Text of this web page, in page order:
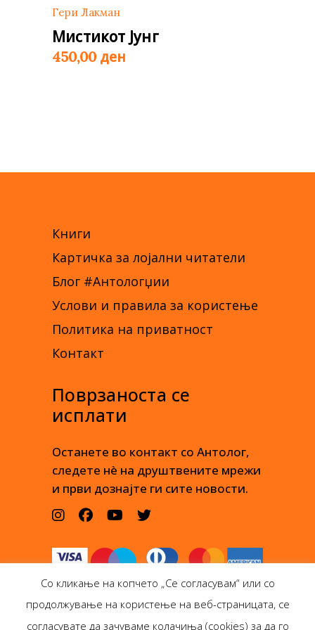
Гери Лакман
Мистикот Јунг
450,00 ден
Книги
Картичка за лојални читатели
Блог #Антологџии
Услови и правила за користење
Политика на приватност
Контакт
Поврзаноста се
исплати
Останете во контакт со Антолог,
следете нè на друштвените мрежи
и први дознајте ги сите новости.
Со кликање на копчето „Се согласувам“ или со
продолжување на користење на веб-страницата, се
согласувате да зачуваме колачиња (cookies) за да го